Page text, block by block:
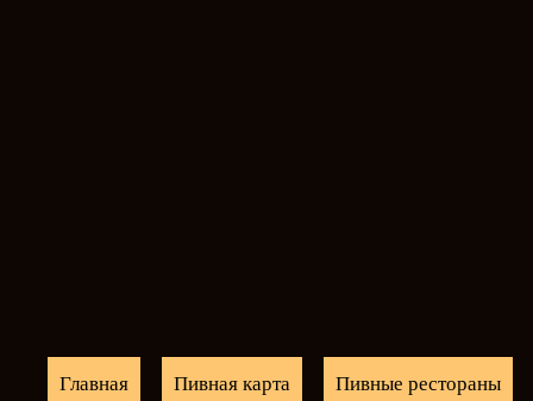
Главная Пивная карта Пивные рестораны